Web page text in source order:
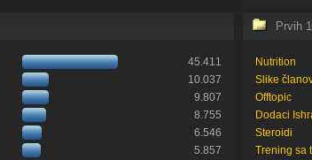
45.411
10.037
9.807
8.755
6.546
5.857
Prvih
Nutrition
Slike
Offtopic
Dodaci
Steroidi
Trening sa